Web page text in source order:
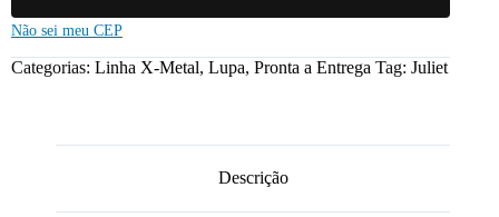
Não sei meu CEP
Categorias: Linha X-Metal, Lupa, Pronta a Entrega Tag: Juliet
Descrição